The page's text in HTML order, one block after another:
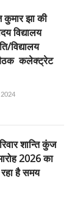
कुमार झा की
विद्यालय
विद्यालय
बैठक कलेक्ट्रेट
शान्ति कुंज
2026 का
है समय